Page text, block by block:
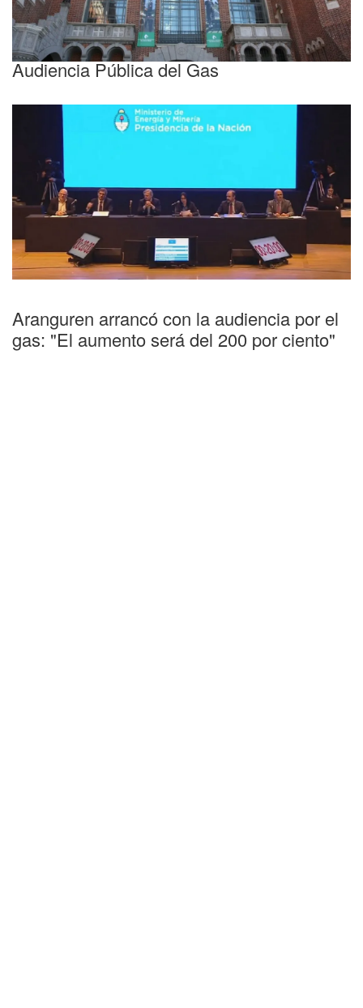
Uno a uno los 373 expositores de la
Audiencia Pública del Gas
Aranguren arrancó con la audiencia por el
gas: "El aumento será del 200 por ciento"